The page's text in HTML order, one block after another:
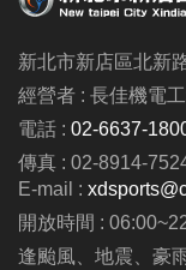
新北市新店區北新
經營者 : 長佳機電
電話 : 02-6637-
傳真 : 02-8914-
E-mail :
開放時間 :
逢颱風、地震、豪